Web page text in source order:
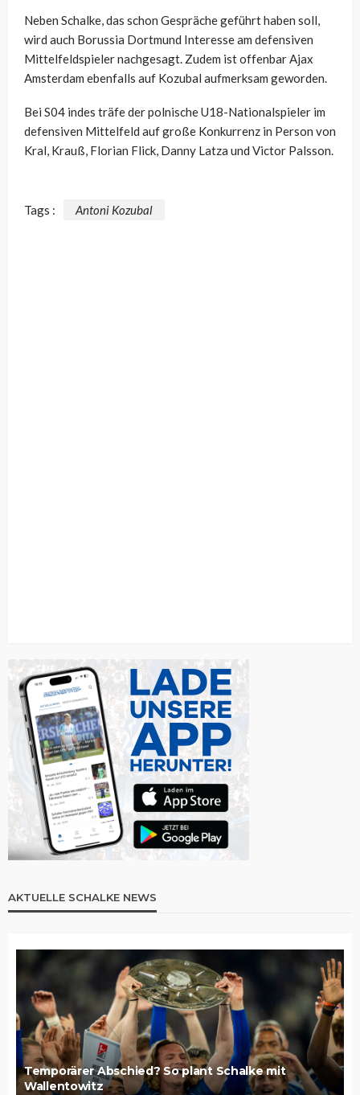
Neben Schalke, das schon Gespräche geführt haben soll,
wird auch Borussia Dortmund Interesse am defensiven
Mittelfeldspieler nachgesagt. Zudem ist offenbar Ajax
Amsterdam ebenfalls auf Kozubal aufmerksam geworden.
Bei S04 indes träfe der polnische U18-Nationalspieler im
defensiven Mittelfeld auf große Konkurrenz in Person von
Kral, Krauß, Florian Flick, Danny Latza und Victor Palsson.
Tags : Antoni Kozubal
AKTUELLE SCHALKE NEWS
Temporärer Abschied? So plant Schalke mit
Wallentowitz